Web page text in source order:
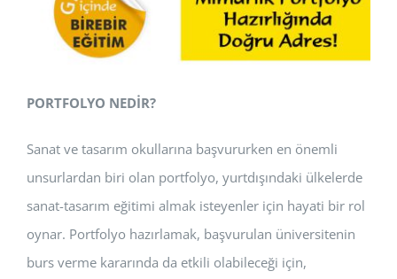
PORTFOLYO NEDİR?
Sanat ve tasarım okullarına başvururken en önemli
unsurlardan biri olan portfolyo, yurtdışındaki ülkelerde
sanat-tasarım eğitimi almak isteyenler için hayati bir rol
oynar. Portfolyo hazırlamak, başvurulan üniversitenin
burs verme kararında da etkili olabileceği için,